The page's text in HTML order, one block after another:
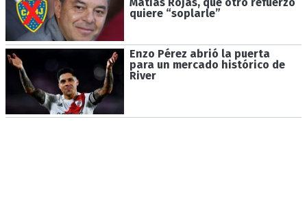
quiere “soplarle”
Enzo Pérez abrió la puerta
para un mercado histórico de
River